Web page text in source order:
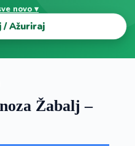
novo ▾
Ažuriraj
Žabalj –